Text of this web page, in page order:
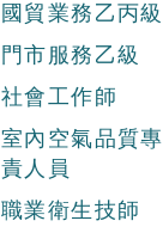
國貿業務乙丙級
門市服務乙級
社會工作師
室內空氣品質專
責人員
職業衛生技師